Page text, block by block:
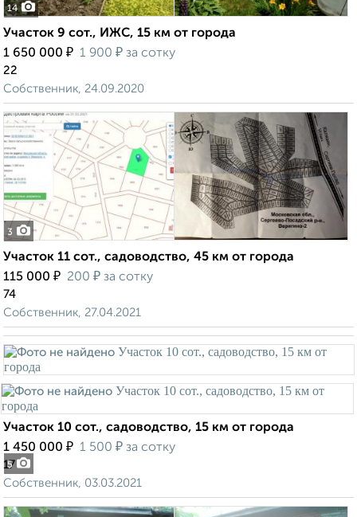
14
Участок 9 сот., ИЖС, 15 км от города
1 650 000 ₽ 1 900 ₽ за сотку
22
Собственник, 24.09.2020
3
Участок 11 сот., садоводство, 45 км от города
115 000 ₽ 200 ₽ за сотку
74
Собственник, 27.04.2021
5
Участок 10 сот., садоводство, 15 км от города
1 450 000 ₽ 1 500 ₽ за сотку
17
Собственник, 03.03.2021